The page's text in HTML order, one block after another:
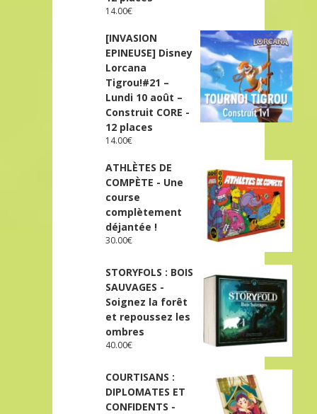
14.00€
[INVASION
EPINEUSE] Disney
Lorcana
Tigrou!#21 –
Lundi 10 août –
Construit CORE -
12 places
14.00€
ATHLÈTES DE
COMPÈTE - Une
course
complètement
déjantée !
30.00€
STORYFOLS : BOIS
SAUVAGES -
Soignez la forêt
et repoussez les
ombres
40.00€
COURTISANS :
DIPLOMATES ET
CONFIDENTS -